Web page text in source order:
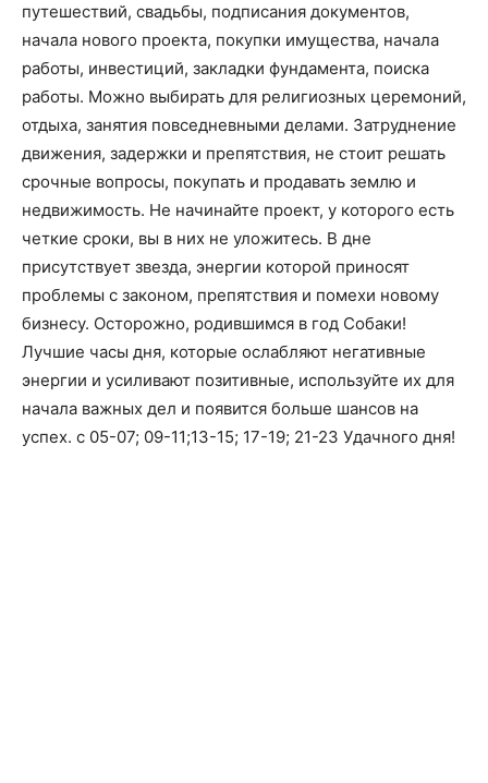
путешествий, свадьбы, подписания документов,
начала нового проекта, покупки имущества, начала
работы, инвестиций, закладки фундамента, поиска
работы. Можно выбирать для религиозных церемоний,
отдыха, занятия повседневными делами. Затруднение
движения, задержки и препятствия, не стоит решать
срочные вопросы, покупать и продавать землю и
недвижимость. Не начинайте проект, у которого есть
четкие сроки, вы в них не уложитесь. В дне
присутствует звезда, энергии которой приносят
проблемы с законом, препятствия и помехи новому
бизнесу. Осторожно, родившимся в год Собаки!
Лучшие часы дня, которые ослабляют негативные
энергии и усиливают позитивные, используйте их для
начала важных дел и появится больше шансов на
успех. с 05-07; 09-11;13-15; 17-19; 21-23 Удачного дня!